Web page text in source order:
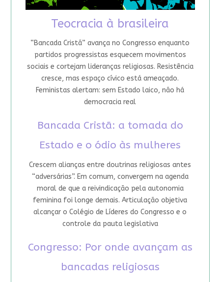
Teocracia à brasileira
“Bancada Cristã” avança no Congresso enquanto
partidos progressistas esquecem movimentos
sociais e cortejam lideranças religiosas. Resistência
cresce, mas espaço cívico está ameaçado.
Feministas alertam: sem Estado laico, não há
democracia real
Bancada Cristã: a tomada do
Estado e o ódio às mulheres
Crescem alianças entre doutrinas religiosas antes
“adversárias”. Em comum, convergem na agenda
moral de que a reivindicação pela autonomia
feminina foi longe demais. Articulação objetiva
alcançar o Colégio de Líderes do Congresso e o
controle da pauta legislativa
Congresso: Por onde avançam as
bancadas religiosas